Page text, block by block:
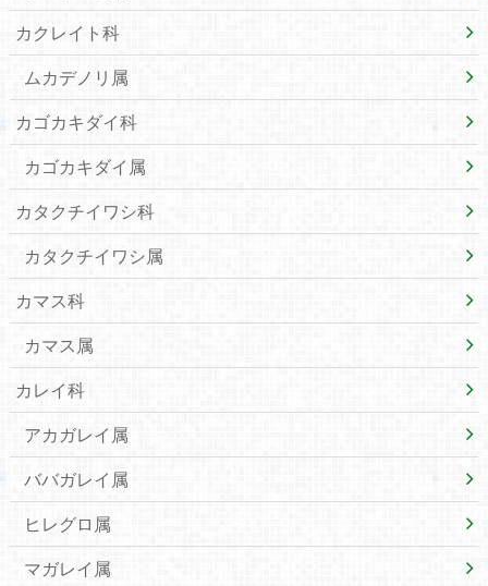
カクレイト科
ムカデノリ属
カゴカキダイ科
カゴカキダイ属
カタクチイワシ科
カタクチイワシ属
カマス科
カマス属
カレイ科
アカガレイ属
ババガレイ属
ヒレグロ属
マガレイ属